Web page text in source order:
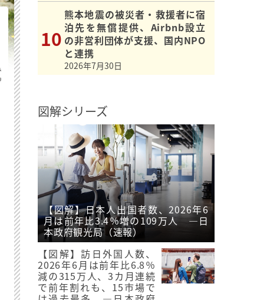
熊本地震の被災者・救援者に宿
泊先を無償提供、Airbnb設立
の非営利団体が支援、国内NPO
と連携
2026年7月30日
図解シリーズ
【図解】日本人出国者数、2026年6
月は前年比3.4％増の109万人 ―日
本政府観光局（速報）
【図解】訪日外国人数、
2026年6月は前年比6.8％
減の315万人、3カ月連続
で前年割れも、15市場で